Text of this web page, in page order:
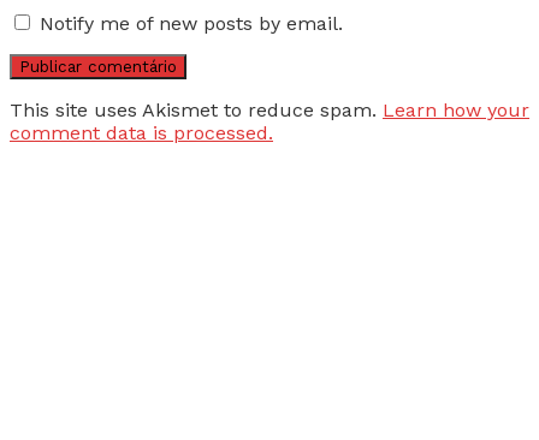
Notify me of new posts by email.
This site uses Akismet to reduce spam. Learn how your
comment data is processed.